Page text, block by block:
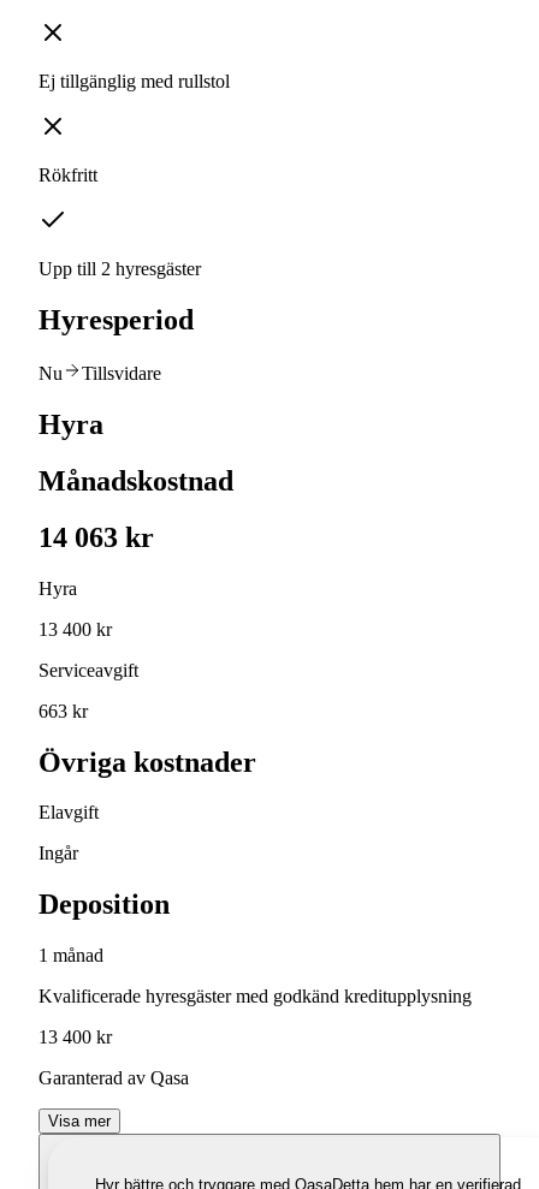
Ej tillgänglig med rullstol
Rökfritt
Upp till 2 hyresgäster
Hyresperiod
Nu Tillsvidare
Hyra
Månadskostnad
14 063 kr
Hyra
13 400 kr
Serviceavgift
663 kr
Övriga kostnader
Elavgift
Ingår
Deposition
1 månad
Kvalificerade hyresgäster med godkänd kreditupplysning
13 400 kr
Garanterad av Qasa
Visa mer
Hyr bättre och tryggare med QasaDetta hem har en verifierad